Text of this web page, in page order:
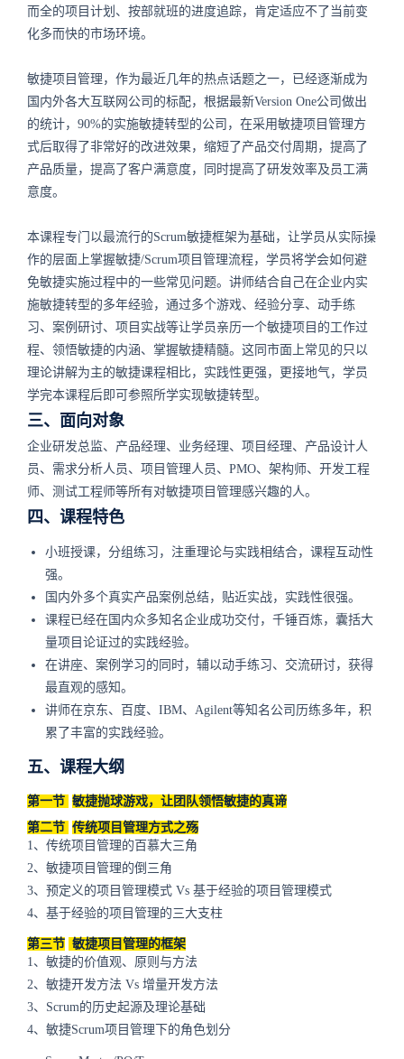
而全的项目计划、按部就班的进度追踪，肯定适应不了当前变
化多而快的市场环境。
敏捷项目管理，作为最近几年的热点话题之一，已经逐渐成为
国内外各大互联网公司的标配，根据最新Version One公司做出
的统计，90%的实施敏捷转型的公司，在采用敏捷项目管理方
式后取得了非常好的改进效果，缩短了产品交付周期，提高了
产品质量，提高了客户满意度，同时提高了研发效率及员工满
意度。
本课程专门以最流行的Scrum敏捷框架为基础，让学员从实际操
作的层面上掌握敏捷/Scrum项目管理流程，学员将学会如何避
免敏捷实施过程中的一些常见问题。讲师结合自己在企业内实
施敏捷转型的多年经验，通过多个游戏、经验分享、动手练
习、案例研讨、项目实战等让学员亲历一个敏捷项目的工作过
程、领悟敏捷的内涵、掌握敏捷精髓。这同市面上常见的只以
理论讲解为主的敏捷课程相比，实践性更强，更接地气，学员
学完本课程后即可参照所学实现敏捷转型。
三、面向对象
企业研发总监、产品经理、业务经理、项目经理、产品设计人
员、需求分析人员、项目管理人员、PMO、架构师、开发工程
师、测试工程师等所有对敏捷项目管理感兴趣的人。
四、课程特色
小班授课，分组练习，注重理论与实践相结合，课程互动性
强。
国内外多个真实产品案例总结，贴近实战，实践性很强。
课程已经在国内众多知名企业成功交付，千锤百炼，囊括大
量项目论证过的实践经验。
在讲座、案例学习的同时，辅以动手练习、交流研讨，获得
最直观的感知。
讲师在京东、百度、IBM、Agilent等知名公司历练多年，积
累了丰富的实践经验。
五、课程大纲
第一节 敏捷抛球游戏，让团队领悟敏捷的真谛
第二节 传统项目管理方式之殇
1、传统项目管理的百慕大三角
2、敏捷项目管理的倒三角
3、预定义的项目管理模式 Vs 基于经验的项目管理模式
4、基于经验的项目管理的三大支柱
第三节 敏捷项目管理的框架
1、敏捷的价值观、原则与方法
2、敏捷开发方法 Vs 增量开发方法
3、Scrum的历史起源及理论基础
4、敏捷Scrum项目管理下的角色划分